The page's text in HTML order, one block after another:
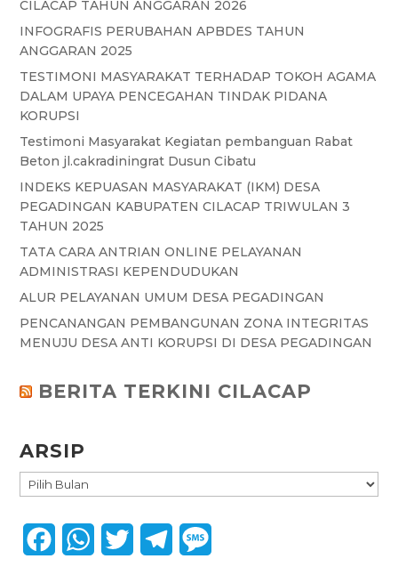
CILACAP TAHUN ANGGARAN 2026
INFOGRAFIS PERUBAHAN APBDES TAHUN
ANGGARAN 2025
TESTIMONI MASYARAKAT TERHADAP TOKOH AGAMA
DALAM UPAYA PENCEGAHAN TINDAK PIDANA
KORUPSI
Testimoni Masyarakat Kegiatan pembanguan Rabat
Beton jl.cakradiningrat Dusun Cibatu
INDEKS KEPUASAN MASYARAKAT (IKM) DESA
PEGADINGAN KABUPATEN CILACAP TRIWULAN 3
TAHUN 2025
TATA CARA ANTRIAN ONLINE PELAYANAN
ADMINISTRASI KEPENDUDUKAN
ALUR PELAYANAN UMUM DESA PEGADINGAN
PENCANANGAN PEMBANGUNAN ZONA INTEGRITAS
MENUJU DESA ANTI KORUPSI DI DESA PEGADINGAN
BERITA TERKINI CILACAP
ARSIP
ARSIP
W
T